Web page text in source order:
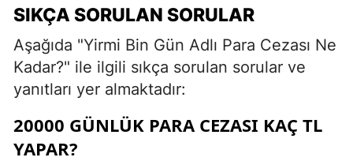
SIKÇA SORULAN SORULAR
Aşağıda "Yirmi Bin Gün Adlı Para Cezası Ne
Kadar?" ile ilgili sıkça sorulan sorular ve
yanıtları yer almaktadır:
20000 GÜNLÜK PARA CEZASI KAÇ TL
YAPAR?